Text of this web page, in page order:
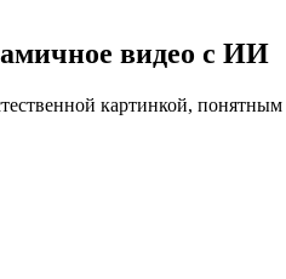
видео с ИИ
картинкой,